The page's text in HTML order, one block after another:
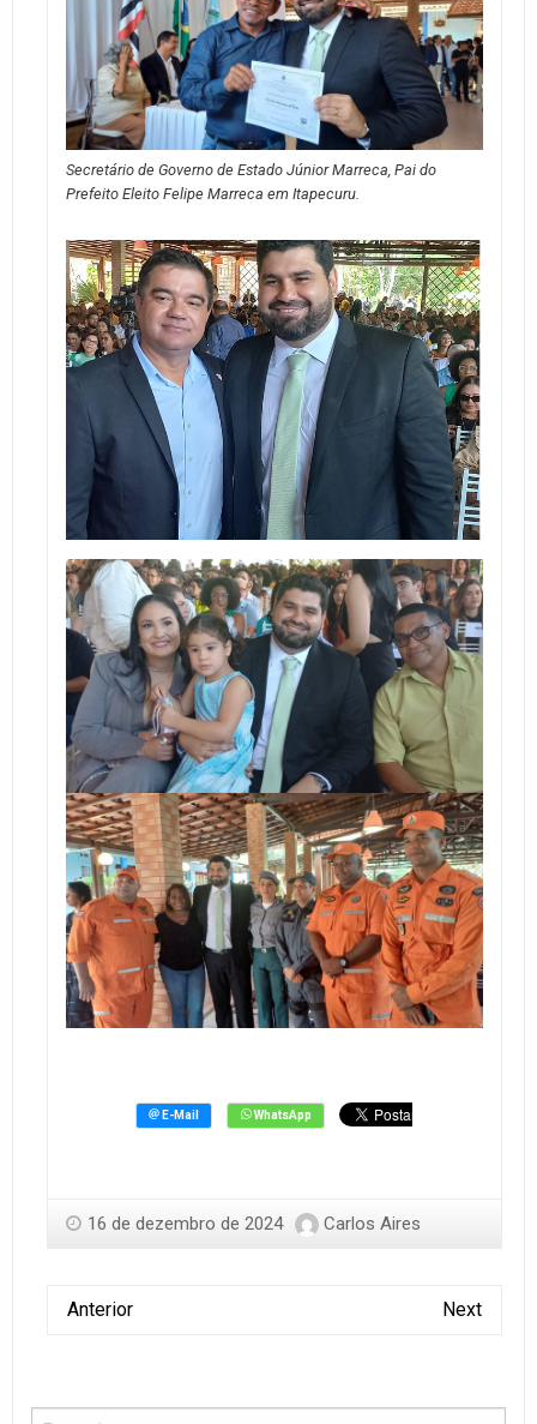
Secretário de Governo de Estado Júnior Marreca, Pai do
Prefeito Eleito Felipe Marreca em Itapecuru.
16 de dezembro de 2024 Carlos Aires
Anterior Next